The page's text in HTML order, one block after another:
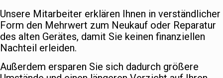
Unsere Mitarbeiter erklären Ihnen in verständlicher
Form den Mehrwert zum Neukauf oder Reparatur
des alten Gerätes, damit Sie keinen finanziellen
Nachteil erleiden.
Außerdem ersparen Sie sich dadurch größere